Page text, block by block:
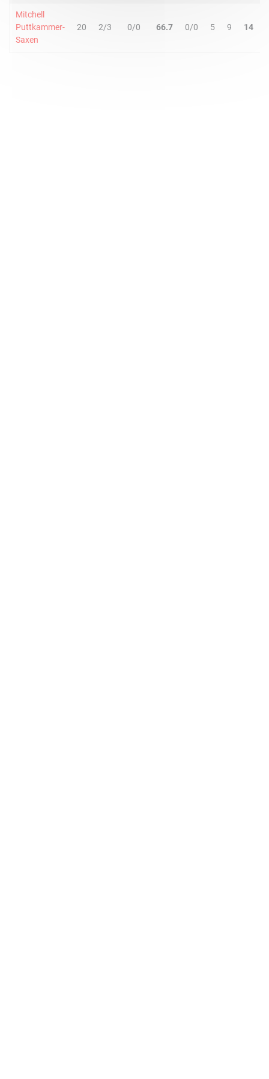
Mitchell
Puttkammer-
Saxen
20 2/3 0/0 66.7 0/0 5 9 14